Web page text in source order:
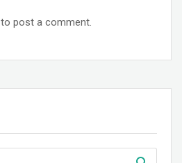
to post a comment.